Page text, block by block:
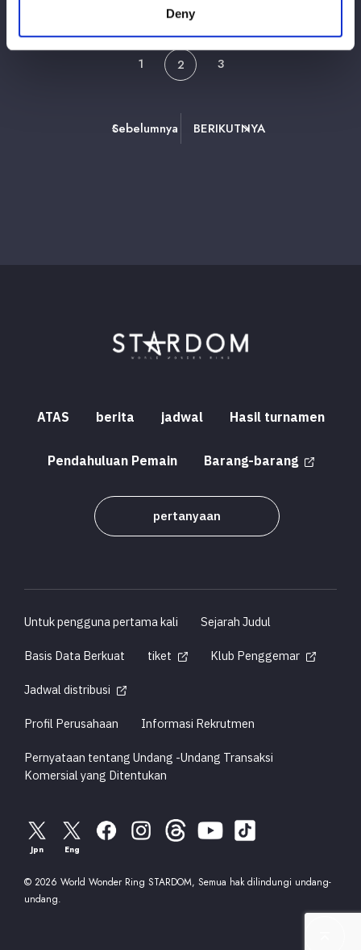
Deny
1 2 3
Sebelumnya BERIKUTNYA
ATAS berita jadwal Hasil turnamen
Pendahuluan Pemain Barang-barang
pertanyaan
Untuk pengguna pertama kali
Sejarah Judul
Basis Data Berkuat
tiket
Klub Penggemar
Jadwal distribusi
Profil Perusahaan
Informasi Rekrutmen
Pernyataan tentang Undang -Undang Transaksi
Komersial yang Ditentukan
Jpn Eng
© 2026 World Wonder Ring STARDOM, Semua hak dilindungi undang-
undang.